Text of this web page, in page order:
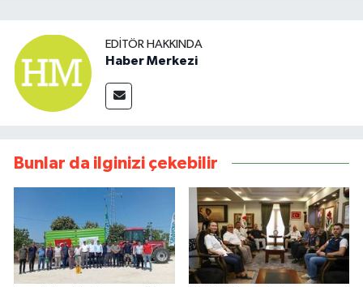
EDITÖR HAKKINDA
Haber Merkezi
Bunlar da ilginizi çekebilir